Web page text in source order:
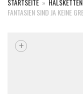
STARTSEITE » HALSKETTEN
ANTASIEN SIND JA KEINE
+